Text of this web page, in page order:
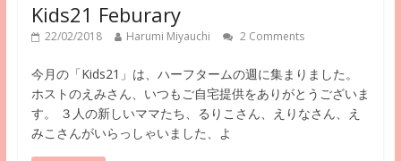
Kids21 Feburary
22/02/2018 Harumi Miyauchi 2 Comments
今月の「Kids21」は、ハーフタームの週に集まりました。
ホストのえみさん、いつもご自宅提供をありがとうございま
す。 ３人の新しいママたち、るりこさん、えりなさん、え
みこさんがいらっしゃいました、よ